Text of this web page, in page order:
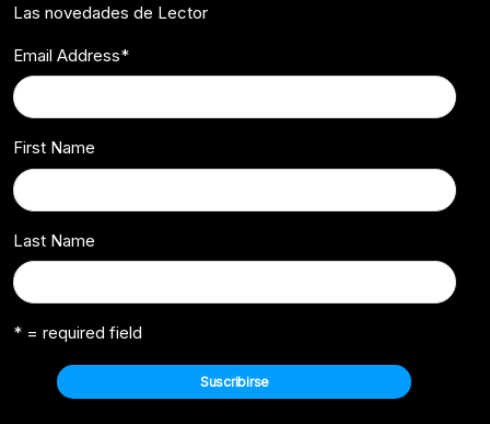
Las novedades de Lector
Email Address*
First Name
Last Name
* = required field